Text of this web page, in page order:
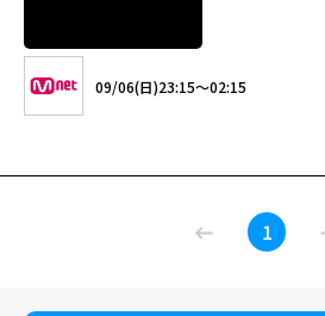
09/06(日)23:15～02:15
1